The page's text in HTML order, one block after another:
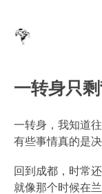
一转身只
一转身，我知道
有些事情真的是
回到成都，时常
就像那个时候在